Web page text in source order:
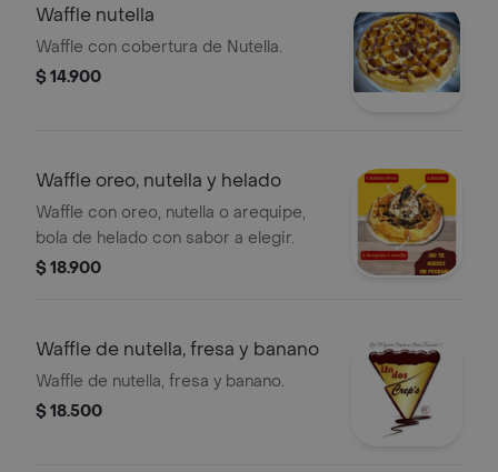
Waffle nutella
Waffle con cobertura de Nutella.
$ 14.900
Waffle oreo, nutella y helado
Waffle con oreo, nutella o arequipe,
bola de helado con sabor a elegir.
$ 18.900
Waffle de nutella, fresa y banano
Waffle de nutella, fresa y banano.
$ 18.500